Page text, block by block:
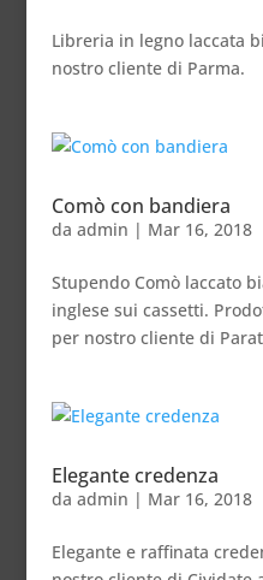
Libreria in legno laccata
nostro cliente di Parma.
Comò con bandiera
da admin | Mar 16, 2018
Stupendo Comò laccato
inglese sui cassetti.
per nostro cliente di
Elegante credenza
da admin | Mar 16, 2018
Elegante e raffinata